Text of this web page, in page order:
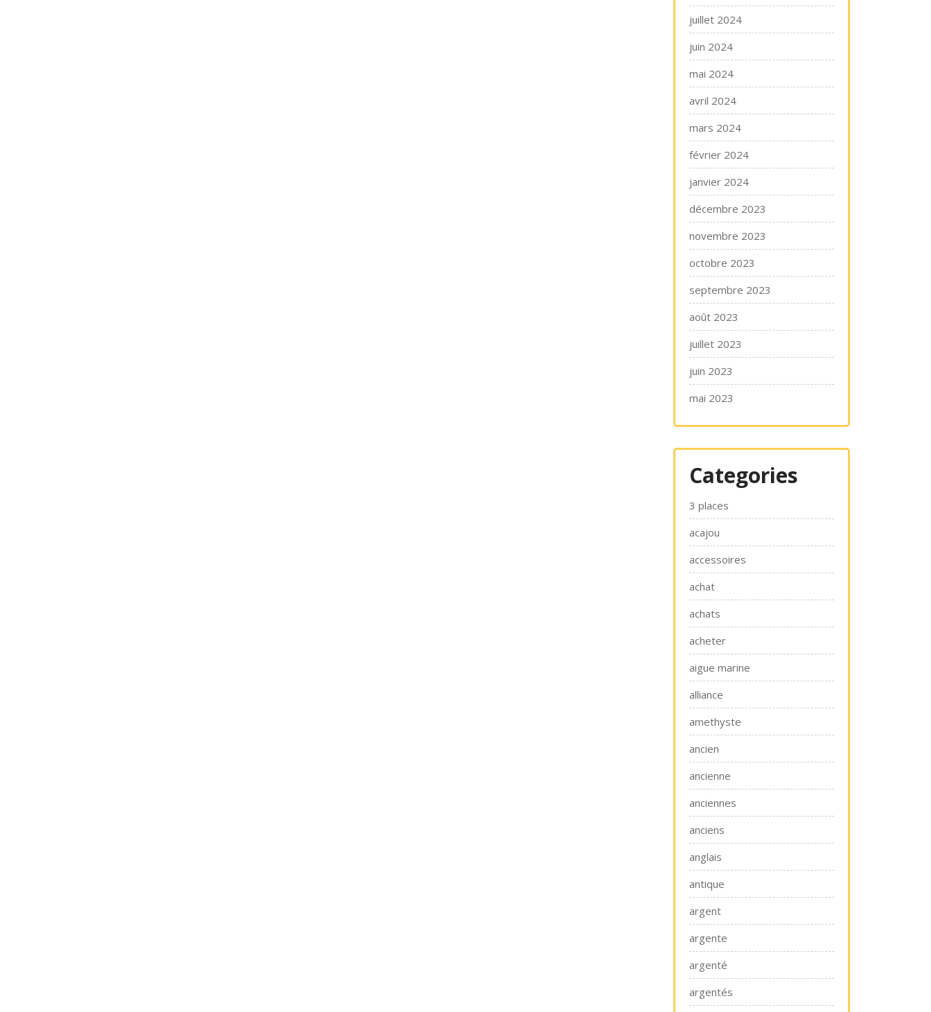
juillet 2024
juin 2024
mai 2024
avril 2024
mars 2024
février 2024
janvier 2024
décembre 2023
novembre 2023
octobre 2023
septembre 2023
août 2023
juillet 2023
juin 2023
mai 2023
Categories
3 places
acajou
accessoires
achat
achats
acheter
aigue marine
alliance
amethyste
ancien
ancienne
anciennes
anciens
anglais
antique
argent
argente
argenté
argentés